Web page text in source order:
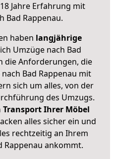
Jahre Erfahrung mit
Bad Rappenau.
haben langjährige
Umzüge nach Bad
die Anforderungen, die
Bad Rappenau mit
sich um alles, von der
des Umzugs.
Transport Ihrer Möbel
alles sicher ein und
rechtzeitig an Ihrem
Rappenau ankommt.